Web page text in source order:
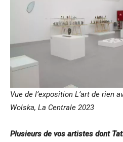
Vue de l’exposition L’art de rien
Wolska, La Centrale 2023
Plusieurs de vos artistes dont